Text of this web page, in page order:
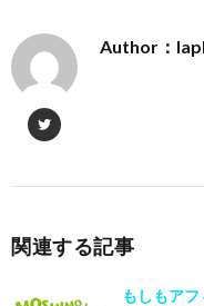
Author：
関連する記事
もしもア